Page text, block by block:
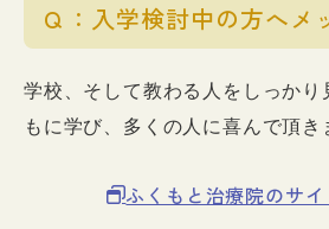
Ｑ：入学検討中の方へメ
学校、そして教わる人をしっかり
もに学び、多くの人に喜んで頂き
ふくもと治療院のサ